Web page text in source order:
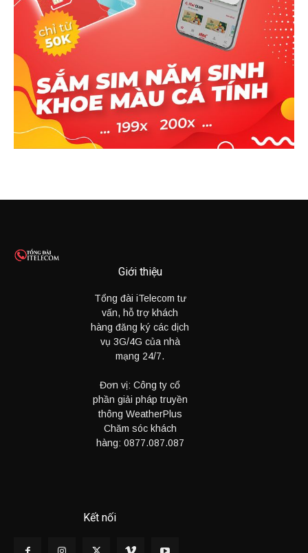
Giới thiệu
Tổng đài iTelecom tư
vấn, hỗ trợ khách
hàng đăng ký các dịch
vụ 3G/4G của nhà
mạng 24/7.
Đơn vị: Công ty cổ
phần giải pháp truyền
thông WeatherPlus
Chăm sóc khách
hàng: 0877.087.087
Kết nối